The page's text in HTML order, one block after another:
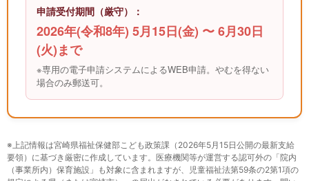
申請受付期間（厳守）：
2026年(令和8年) 5月15日(金) 〜 6月30日
(火)まで
※専用の電子申請システムによるWEB申請。やむを得ない
場合のみ郵送可。
※上記情報は宮崎県福祉保健部こども政策課（2026年5月15日公開の最新支給
要領）に基づき厳密に作成しています。医療機関等が運営する認可外の「院内
（事業所内）保育施設」も対象に含まれますが、児童福祉法第59条の2第1項の